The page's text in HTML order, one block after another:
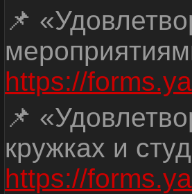
📌
https://
📌
кружках и
https://